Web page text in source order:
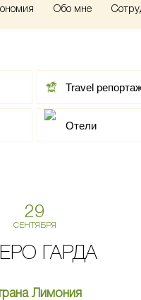
Обо мне
Travel
Отели
29
СЕНТЯБРЯ
ГАРДА
Лимония